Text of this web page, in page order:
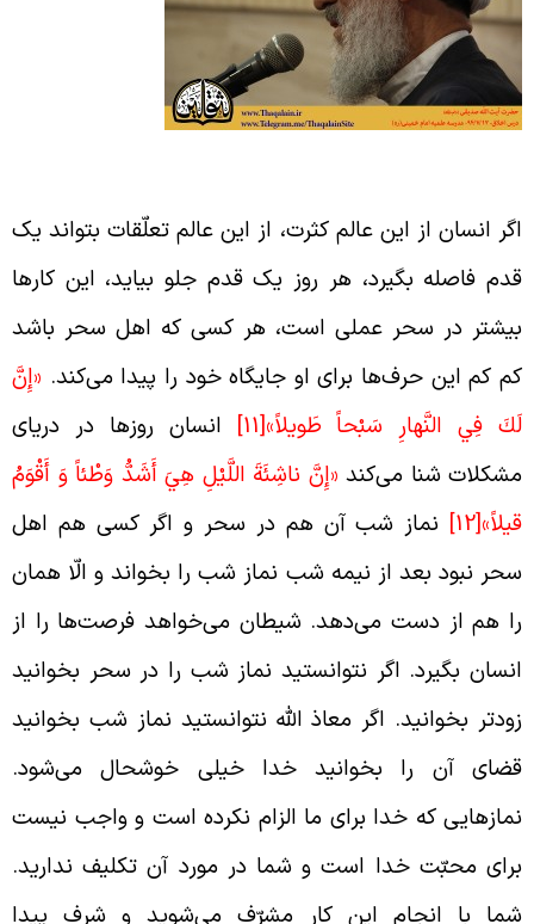
انسان از این عالم کثرت، از این عالم تعلّقات بتواند یک
فاصله بگیرد، هر روز یک قدم جلو بیاید، این کارها
در سحر عملی است، هر کسی که اهل سحر باشد
کم این حرف‌ها برای او جایگاه خود را پیدا می‌کند.«إِنَّ
فِي النَّهارِ سَبْحاً طَويلاً»[11]
انسان روزها در دریای
شنا می‌کند«إِنَّ ناشِئَةَ اللَّيْلِ هِيَ أَشَدُّ وَطْئاً وَ أَقْوَمُ
[12]
نماز شب آن هم در سحر و اگر کسی هم اهل
نبود بعد از نیمه شب نماز شب را بخواند و الّا همان
هم از دست می‌دهد. شیطان می‌خواهد فرصت‌ها را از
بگیرد. اگر نتوانستید نماز شب را در سحر بخوانید
بخوانید. اگر معاذ الله نتوانستید نماز شب بخوانید
آن را بخوانید خدا خیلی خوشحال می‌شود.
که خدا برای ما الزام نکرده است و واجب نیست
محبّت خدا است و شما در مورد آن تکلیف ندارید.
با انجام این کار مشرّف می‌شوید و شرف پیدا